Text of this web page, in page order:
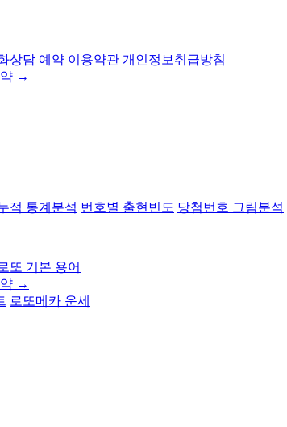
상담 예약 이용약관 개인정보취급방침
→
적 통계분석 번호별 출현빈도 당첨번호 그림분석
또 기본 용어
→
로또메카 운세